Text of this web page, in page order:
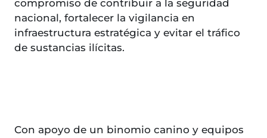
compromiso de contribuir a la seguridad
nacional, fortalecer la vigilancia en
infraestructura estratégica y evitar el tráfico
de sustancias ilícitas.
Con apoyo de un binomio canino y equipos